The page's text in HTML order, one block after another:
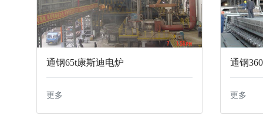
通钢65t康斯迪电炉
更多
通钢
更多